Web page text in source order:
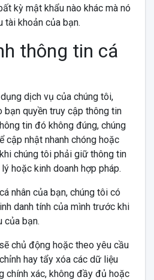
kỳ mật khẩu nào khác mà nó
tài khoản của bạn.
thông tin cá
dịch vụ của chúng tôi,
bạn quyền truy cập thông tin
tin đó không đúng, chúng
cập nhật nhanh chóng hoặc
chúng tôi phải giữ thông tin
hoặc kinh doanh hợp pháp.
nhân của bạn, chúng tôi có
danh tính của mình trước khi
của bạn.
chủ động hoặc theo yêu cầu
hay tẩy xóa các dữ liệu
chính xác, không đầy đủ hoặc